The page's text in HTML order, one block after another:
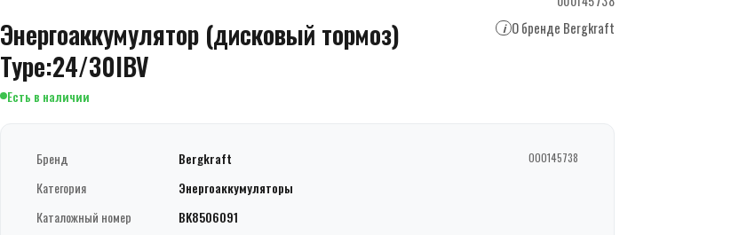
Энергоаккумулятор (дисковый тормоз)
Type:24/30IBV
i О бренде Bergkraft
Есть в наличии
Бренд Bergkraft 000145738
Категория
Энергоаккумуляторы
Каталожный номер
BK8506091